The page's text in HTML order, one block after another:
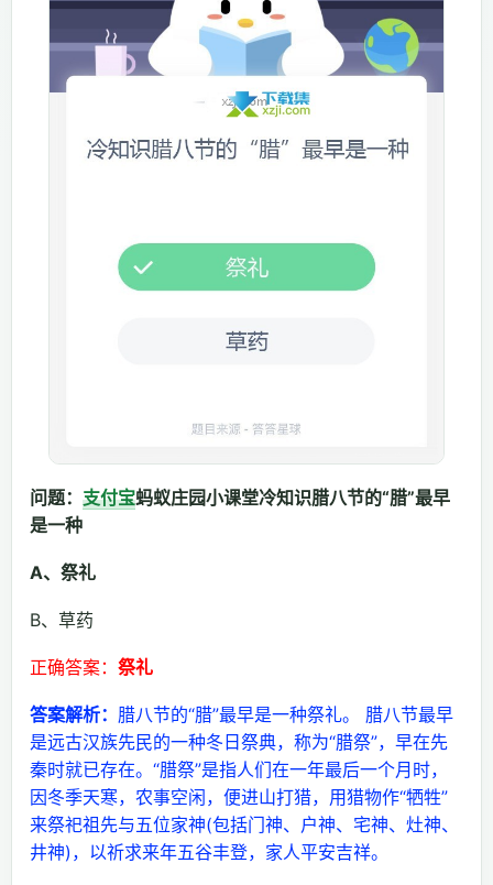
问题： 支付宝蚂蚁庄园小课堂冷知识腊八节的“腊”最早
是一种
A、祭礼
B、草药
正确答案： 祭礼
答案解析： 腊八节的“腊”最早是一种祭礼。 腊八节最早
是远古汉族先民的一种冬日祭典，称为“腊祭”，早在先
秦时就已存在。“腊祭”是指人们在一年最后一个月时，
因冬季天寒，农事空闲，便进山打猎，用猎物作“牺牲”
来祭祀祖先与五位家神(包括门神、户神、宅神、灶神、
井神)，以祈求来年五谷丰登，家人平安吉祥。